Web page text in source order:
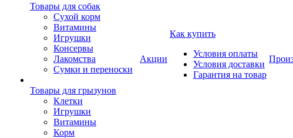
Товары для собак
Cухой корм
Витамины
Игрушки
Консервы
Лакомства
Сумки и переноски
Товары для грызунов
Клетки
Игрушки
Витамины
Корм
Акции
Как купить
Условия оплаты
Условия доставки
Гарантия на товар